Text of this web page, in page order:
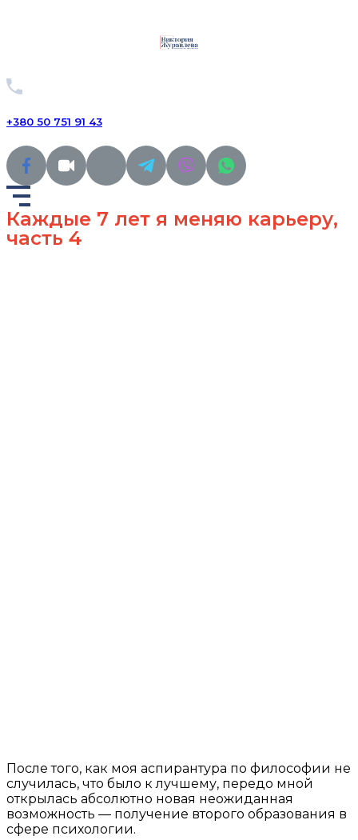
+380 50 751 91 43
Каждые 7 лет я меняю карьеру,
часть 4
После того, как моя аспирантура по философии не
случилась, что было к лучшему, передо мной
открылась абсолютно новая неожиданная
возможность — получение второго образования в
сфере психологии.